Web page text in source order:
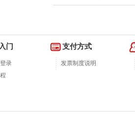
门
录
支付方式
发票制度说明